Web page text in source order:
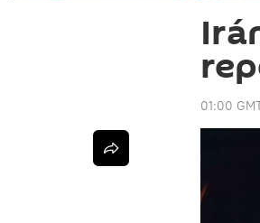
01:00